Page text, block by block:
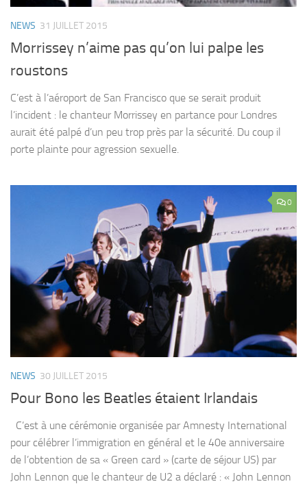
NEWS 31 JUILLET 2015
Morrissey n’aime pas qu’on lui palpe les
roustons
C’est à l’aéroport de San Francisco que se serait produit
l’incident : le chanteur Morrissey en partance pour Londres
aurait été palpé d’un peu trop près par la sécurité. Du coup il
porte plainte pour agression sexuelle.
0
NEWS 30 JUILLET 2015
Pour Bono les Beatles étaient Irlandais
C’est à une cérémonie organisée par Amnesty International
pour célébrer l’immigration en général et le 40e anniversaire
de l’obtention de sa « Green card » (carte de séjour US) par
John Lennon que le chanteur de U2 a déclaré : « John Lennon